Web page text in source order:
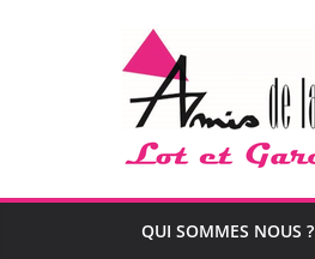
QUI SOMMES NOUS ?